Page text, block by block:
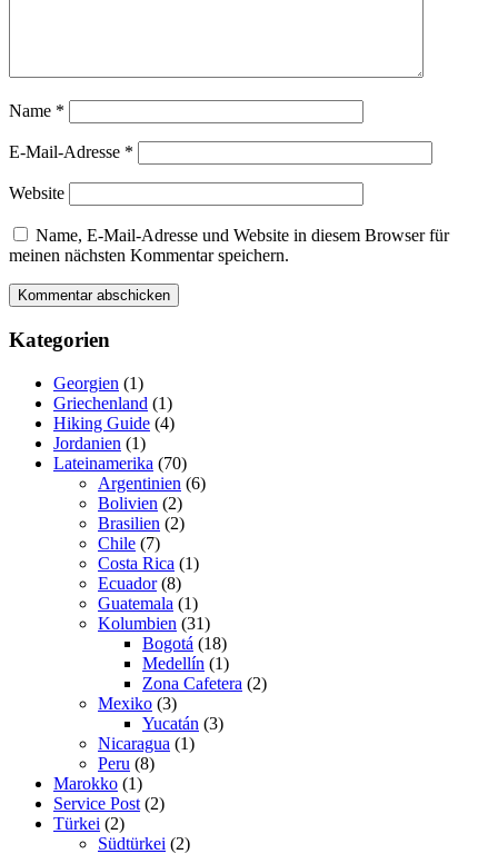
Name *
E-Mail-Adresse *
Website
Name, E-Mail-Adresse und Website in diesem Browser für
meinen nächsten Kommentar speichern.
Kategorien
Georgien (1)
Griechenland (1)
Hiking Guide (4)
Jordanien (1)
Lateinamerika (70)
Argentinien (6)
Bolivien (2)
Brasilien (2)
Chile (7)
Costa Rica (1)
Ecuador (8)
Guatemala (1)
Kolumbien (31)
Bogotá (18)
Medellín (1)
Zona Cafetera (2)
Mexiko (3)
Yucatán (3)
Nicaragua (1)
Peru (8)
Marokko (1)
Service Post (2)
Türkei (2)
Südtürkei (2)